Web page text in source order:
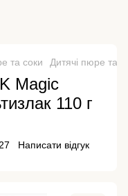
та соки Дитячі пюре та
Magic
110 г
Написати відгук